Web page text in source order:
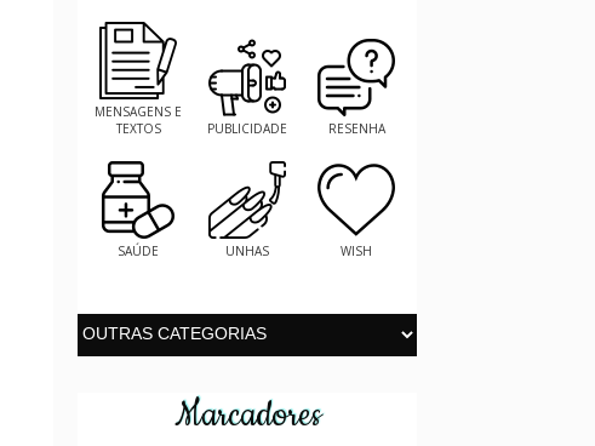
MENSAGENS E
TEXTOS
PUBLICIDADE RESENHA
SAÚDE UNHAS WISH
Marcadores